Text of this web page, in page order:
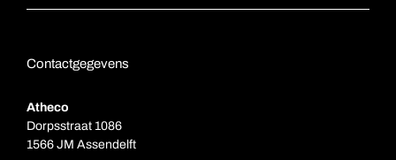
Contactgegevens
Atheco
Dorpsstraat 1086
1566 JM Assendelft